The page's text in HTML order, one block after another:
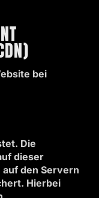
bei
Die
dieser
den Servern
Hierbei